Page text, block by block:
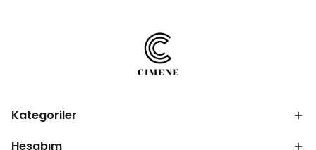
Kategoriler
Hesabım